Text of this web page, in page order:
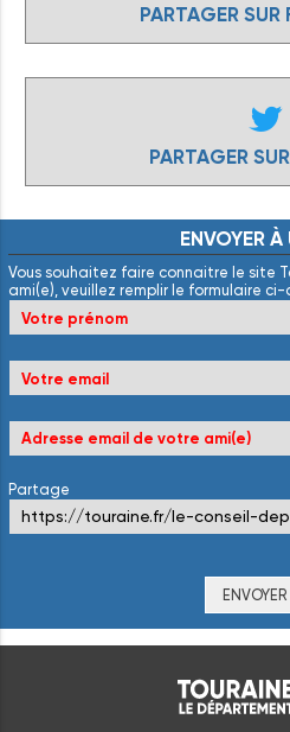
PARTAGER
PARTAGER
ENVOYER À
Vous souhaitez faire connaitre le site
ami(e), veuillez remplir le formulaire ci-
Partage
ENVOYER